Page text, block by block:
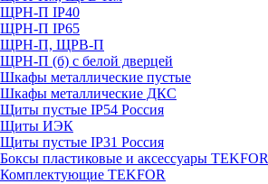
ЩРН-П IP40
ЩРН-П IP65
ЩРН-П, ЩРВ-П
ЩРН-П (б) с белой дверцей
Шкафы металлические пустые
Шкафы металлические ДКС
Щиты пустые IP54 Россия
Щиты ИЭК
Щиты пустые IP31 Россия
Боксы пластиковые и аксессуары TEKFOR
Комплектующие TEKFOR